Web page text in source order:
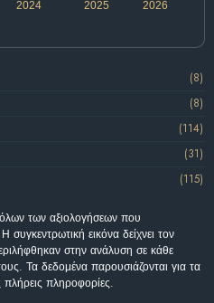
2025
2024 2026
(8)
(8)
(114)
(31)
(115)
των αξιολογήσεων που
εικόνα δείχνει τον
στην ανάλυση σε κάθε
Τα δεδομένα παρουσιάζονται για τα
πλήρεις πληροφορίες.